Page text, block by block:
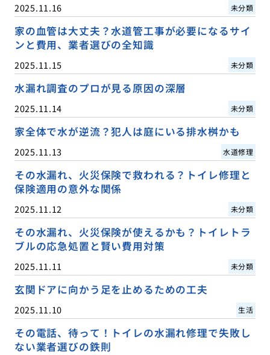
2025.11.16 未分類
家の血管は大丈夫？水道管工事が必要になるサイ
ンと費用、業者選びの全知識
2025.11.15 未分類
水漏れ調査のプロが見る原因の深層
2025.11.14 未分類
家全体で水が逆流？犯人は庭にいる排水桝かも
2025.11.13 水道修理
その水漏れ、火災保険で救われる？トイレ修理と
保険適用の意外な関係
2025.11.12 未分類
その水漏れ、火災保険が使えるかも？トイレトラ
ブルの応急処置と賢い費用対策
2025.11.11 未分類
玄関ドアに向かう足を止めるための工夫
2025.11.10 生活
その電話、待って！トイレの水漏れ修理で失敗し
ない業者選びの鉄則